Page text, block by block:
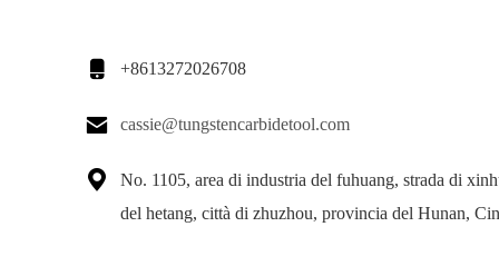
 +8613272026708
 cassie@tungstencarbidetool.com

No. 1105, area di industria del fuhuang, strada di
del hetang, città di zhuzhou, provincia del Hunan,